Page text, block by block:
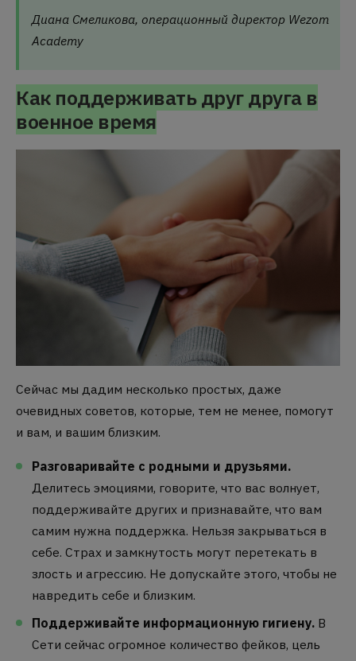
Диана Смеликова, операционный директор Wezom
Academy
Как поддерживать друг друга в
военное время
Сейчас мы дадим несколько простых, даже
очевидных советов, которые, тем не менее, помогут
и вам, и вашим близким.
Разговаривайте с родными и друзьями.
Делитесь эмоциями, говорите, что вас волнует,
поддерживайте других и признавайте, что вам
самим нужна поддержка. Нельзя закрываться в
себе. Страх и замкнутость могут перетекать в
злость и агрессию. Не допускайте этого, чтобы не
навредить себе и близким.
Поддерживайте информационную гигиену. В
Сети сейчас огромное количество фейков, цель